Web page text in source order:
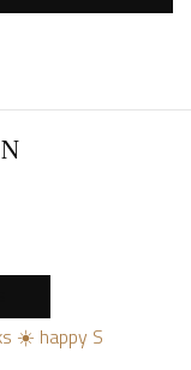
☀️ happy S